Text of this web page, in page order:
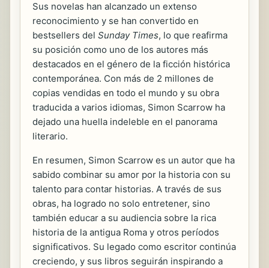
Sus novelas han alcanzado un extenso
reconocimiento y se han convertido en
bestsellers del Sunday Times, lo que reafirma
su posición como uno de los autores más
destacados en el género de la ficción histórica
contemporánea. Con más de 2 millones de
copias vendidas en todo el mundo y su obra
traducida a varios idiomas, Simon Scarrow ha
dejado una huella indeleble en el panorama
literario.
En resumen, Simon Scarrow es un autor que ha
sabido combinar su amor por la historia con su
talento para contar historias. A través de sus
obras, ha logrado no solo entretener, sino
también educar a su audiencia sobre la rica
historia de la antigua Roma y otros períodos
significativos. Su legado como escritor continúa
creciendo, y sus libros seguirán inspirando a